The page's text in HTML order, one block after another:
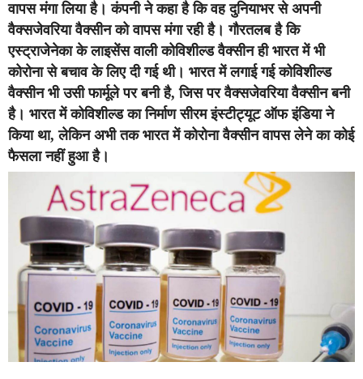
वापस मंगा लिया है। कंपनी ने कहा है कि वह दुनियाभर से अपनी
वैक्सजेवरिया वैक्सीन को वापस मंगा रही है। गौरतलब है कि
एस्ट्राजेनेका के लाइसेंस वाली कोविशील्ड वैक्सीन ही भारत में भी
कोरोना से बचाव के लिए दी गई थी। भारत में लगाई गई कोविशील्ड
वैक्सीन भी उसी फार्मूले पर बनी है, जिस पर वैक्सजेवरिया वैक्सीन बनी
है। भारत में कोविशील्ड का निर्माण सीरम इंस्टीट्यूट ऑफ इंडिया ने
किया था, लेकिन अभी तक भारत में कोरोना वैक्सीन वापस लेने का कोई
फैसला नहीं हुआ है।